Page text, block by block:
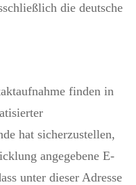
die deutsche
finden in
hat sicherzustellen,
angegebene E-
unter dieser Adresse